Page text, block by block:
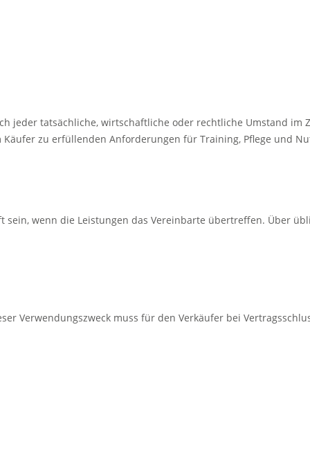
tatsächliche, wirtschaftliche oder rechtliche Umstand
zu erfüllenden Anforderungen für Training, Pflege und
wenn die Leistungen das Vereinbarte übertreffen.
muss für den Verkäufer bei